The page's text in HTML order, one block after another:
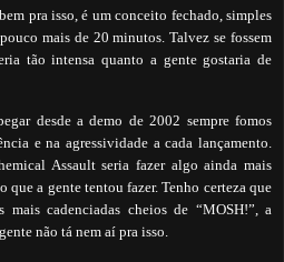
pra isso, é um conceito fechado, simples
mais de 20 minutos. Talvez se fossem
tão intensa quanto a gente gostaria de
desde a demo de 2002 sempre fomos
e na agressividade a cada lançamento.
Assault seria fazer algo ainda mais
que a gente tentou fazer. Tenho certeza que
mais cadenciadas cheios de “MOSH!”, a
não tá nem aí pra isso.